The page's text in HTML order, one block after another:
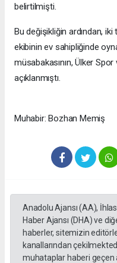
belirtilmişti.
Bu değişikliğin ardından,
ekibinin ev sahipliğinde
müsabakasının, Ülker
açıklanmıştı.
Muhabir: Bozhan Memiş
Anadolu Ajansı (AA),
Haber Ajansı (DHA) ve
haberler, sitemizin
kanallarından
muhataplar haberi geçen